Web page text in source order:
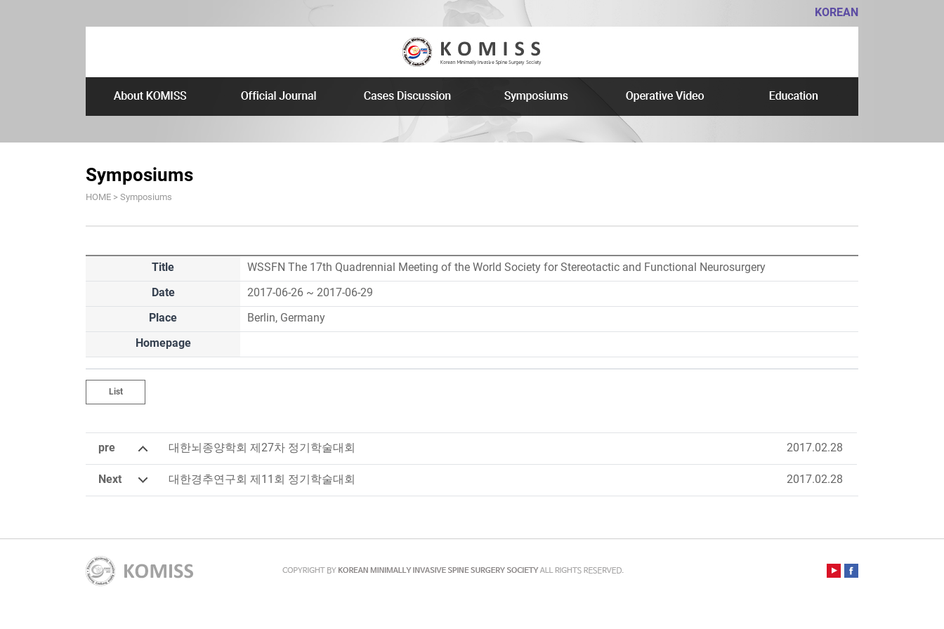
KOREAN
Symposiums
HOME > Symposiums
Title
WSSFN The 17th Quadrennial Meeting of the World Society for Stereotactic and Functional Neurosurgery
Date
2017-06-26 ~ 2017-06-29
Place
Berlin, Germany
Homepage
List
pre 대한뇌종양학회 제27차 정기학술대회 2017.02.28
Next 대한경추연구회 제11회 정기학술대회 2017.02.28